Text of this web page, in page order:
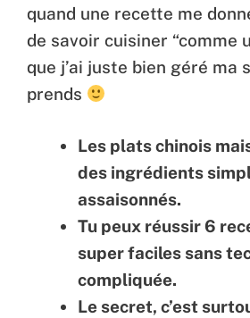
quand une recette me
de savoir cuisiner “comme
que j’ai juste bien géré ma
prends
Les plats chinois
des ingrédients
assaisonnés.
Tu peux réussir 6
super faciles sans
compliquée.
Le secret, c’est